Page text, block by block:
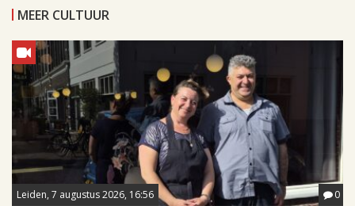
MEER CULTUUR
Leiden, 7 augustus 2026, 16:56 0